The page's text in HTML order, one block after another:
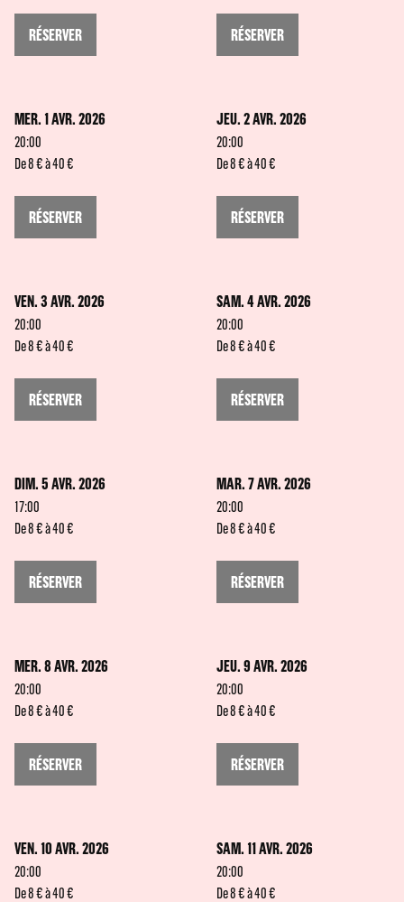
RÉSERVER RÉSERVER
MER. 1 AVR. 2026
20:00
De 8 € à 40 €
RÉSERVER
JEU. 2 AVR. 2026
20:00
De 8 € à 40 €
RÉSERVER
VEN. 3 AVR. 2026
20:00
De 8 € à 40 €
RÉSERVER
SAM. 4 AVR. 2026
20:00
De 8 € à 40 €
RÉSERVER
DIM. 5 AVR. 2026
17:00
De 8 € à 40 €
RÉSERVER
MAR. 7 AVR. 2026
20:00
De 8 € à 40 €
RÉSERVER
MER. 8 AVR. 2026
20:00
De 8 € à 40 €
RÉSERVER
JEU. 9 AVR. 2026
20:00
De 8 € à 40 €
RÉSERVER
VEN. 10 AVR. 2026
20:00
De 8 € à 40 €
SAM. 11 AVR. 2026
20:00
De 8 € à 40 €